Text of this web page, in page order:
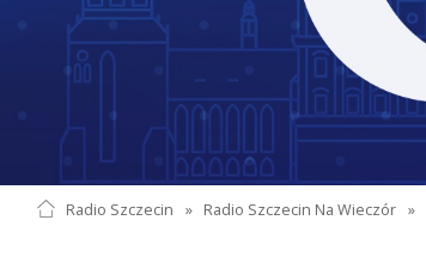
Radio Szczecin » Radio Szczecin Na Wieczór »